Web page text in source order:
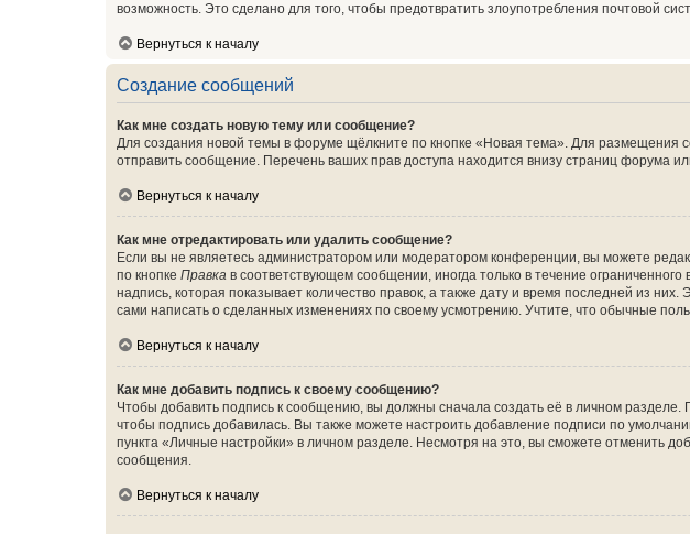
возможность. Это сделано для того, чтобы предотвратить злоупотребления почтовой
Вернуться к началу
Создание сообщений
Как мне создать новую тему или сообщение?
Для создания новой темы в форуме щёлкните по кнопке «Новая тема». Для размещения
отправить сообщение. Перечень ваших прав доступа находится внизу страниц
Вернуться к началу
Как мне отредактировать или удалить сообщение?
Если вы не являетесь администратором или модератором конференции, вы можете
по кнопке Правка в соответствующем сообщении, иногда только в течение
надпись, которая показывает количество правок, а также дату и время последней из
сами написать о сделанных изменениях по своему усмотрению. Учтите, что обычные
Вернуться к началу
Как мне добавить подпись к своему сообщению?
Чтобы добавить подпись к сообщению, вы должны сначала создать её в личном разделе.
чтобы подпись добавилась. Вы также можете настроить добавление подписи по
пункта «Личные настройки» в личном разделе. Несмотря на это, вы сможете отменить
сообщения.
Вернуться к началу